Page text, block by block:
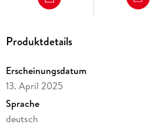
Produktdetails
Erscheinungsdatum
13. April 2025
Sprache
deutsch